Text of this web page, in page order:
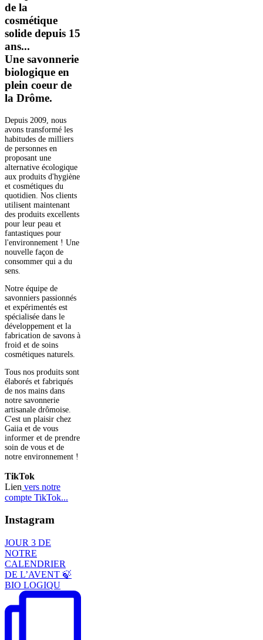
de la
cosmétique
solide depuis 15
ans...
Une savonnerie
biologique en
plein coeur de
la Drôme.
Depuis 2009, nous
avons transformé les
habitudes de milliers
de personnes en
proposant une
alternative écologique
aux produits d'hygiène
et cosmétiques du
quotidien. Nos clients
utilisent maintenant
des produits excellents
pour leur peau et
fantastiques pour
l'environnement ! Une
nouvelle façon de
consommer qui a du
sens.
Notre équipe de
savonniers passionnés
et expérimentés est
spécialisée dans le
développement et la
fabrication de savons à
froid et de soins
cosmétiques naturels.
Tous nos produits sont
élaborés et fabriqués
de nos mains dans
notre savonnerie
artisanale drômoise.
C'est un plaisir chez
Gaiia et de vous
informer et de prendre
soin de vous et de
notre environnement !
TikTok
Lien vers notre
compte TikTok...
Instagram
JOUR 3 DE
NOTRE
CALENDRIER
DE L’AVENT 🍃
BIO LOGIQU